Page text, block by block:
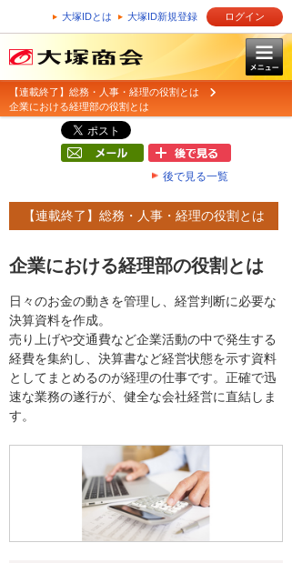
大塚IDとは 大塚ID新規登録 ログイン
【連載終了】総務・人事・経理の役割とは
企業における経理部の役割とは
後で見る一覧
【連載終了】総務・人事・経理の役割とは
企業における経理部の役割とは
日々のお金の動きを管理し、経営判断に必要な
決算資料を作成。
売り上げや交通費など企業活動の中で発生する
経費を集約し、決算書など経営状態を示す資料
としてまとめるのが経理の仕事です。正確で迅
速な業務の遂行が、健全な会社経営に直結しま
す。